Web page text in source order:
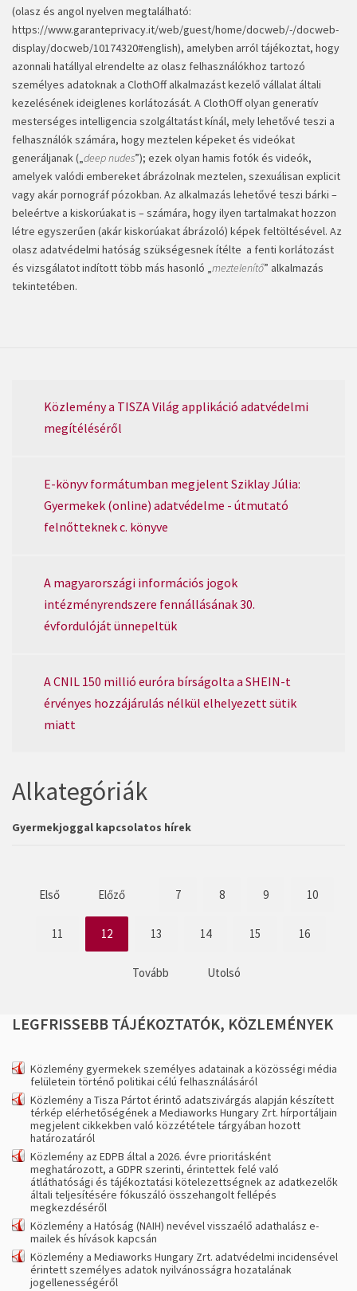
(olasz és angol nyelven megtalálható:
https://www.garanteprivacy.it/web/guest/home/docweb/-/docweb-
display/docweb/10174320#english), amelyben arról tájékoztat, hogy
azonnali hatállyal elrendelte az olasz felhasználókhoz tartozó
személyes adatoknak a ClothOff alkalmazást kezelő vállalat általi
kezelésének ideiglenes korlátozását. A ClothOff olyan generatív
mesterséges intelligencia szolgáltatást kínál, mely lehetővé teszi a
felhasználók számára, hogy meztelen képeket és videókat
generáljanak („deep nudes”); ezek olyan hamis fotók és videók,
amelyek valódi embereket ábrázolnak meztelen, szexuálisan explicit
vagy akár pornográf pózokban. Az alkalmazás lehetővé teszi bárki –
beleértve a kiskorúakat is – számára, hogy ilyen tartalmakat hozzon
létre egyszerűen (akár kiskorúakat ábrázoló) képek feltöltésével. Az
olasz adatvédelmi hatóság szükségesnek ítélte a fenti korlátozást
és vizsgálatot indított több más hasonló „meztelenítő” alkalmazás
tekintetében.
Közlemény a TISZA Világ applikáció adatvédelmi
megítéléséről
E-könyv formátumban megjelent Sziklay Júlia:
Gyermekek (online) adatvédelme - útmutató
felnőtteknek c. könyve
A magyarországi információs jogok
intézményrendszere fennállásának 30.
évfordulóját ünnepeltük
A CNIL 150 millió euróra bírságolta a SHEIN-t
érvényes hozzájárulás nélkül elhelyezett sütik
miatt
Alkategóriák
Gyermekjoggal kapcsolatos hírek
Első Előző 7 8 9 10
11 12 13 14 15 16
Tovább Utolsó
LEGFRISSEBB TÁJÉKOZTATÓK, KÖZLEMÉNYEK
Közlemény gyermekek személyes adatainak a közösségi média
felületein történő politikai célú felhasználásáról
Közlemény a Tisza Pártot érintő adatszivárgás alapján készített
térkép elérhetőségének a Mediaworks Hungary Zrt. hírportáljain
megjelent cikkekben való közzététele tárgyában hozott
határozatáról
Közlemény az EDPB által a 2026. évre prioritásként
meghatározott, a GDPR szerinti, érintettek felé való
átláthatósági és tájékoztatási kötelezettségnek az adatkezelők
általi teljesítésére fókuszáló összehangolt fellépés
megkezdéséről
Közlemény a Hatóság (NAIH) nevével visszaélő adathalász e-
mailek és hívások kapcsán
Közlemény a Mediaworks Hungary Zrt. adatvédelmi incidensével
érintett személyes adatok nyilvánosságra hozatalának
jogellenességéről